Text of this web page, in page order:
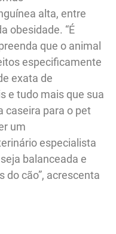
alta, entre
obesidade. “É
que o animal
especificamente
exata de
e tudo mais que sua
caseira para o pet
um
especialista
balanceada e
do cão”, acrescenta